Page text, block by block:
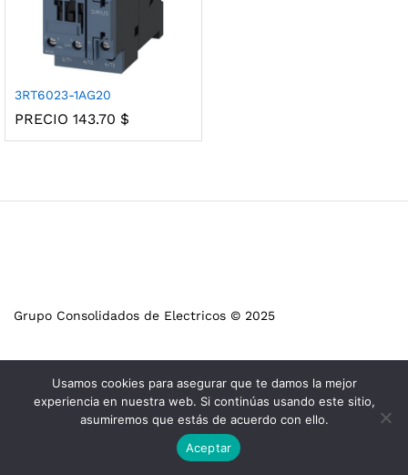
3RT6023-1AG20
PRECIO 143.70 $
Grupo Consolidados de Electricos © 2025
Usamos cookies para asegurar que te damos la mejor
experiencia en nuestra web. Si continúas usando este sitio,
asumiremos que estás de acuerdo con ello.
Aceptar